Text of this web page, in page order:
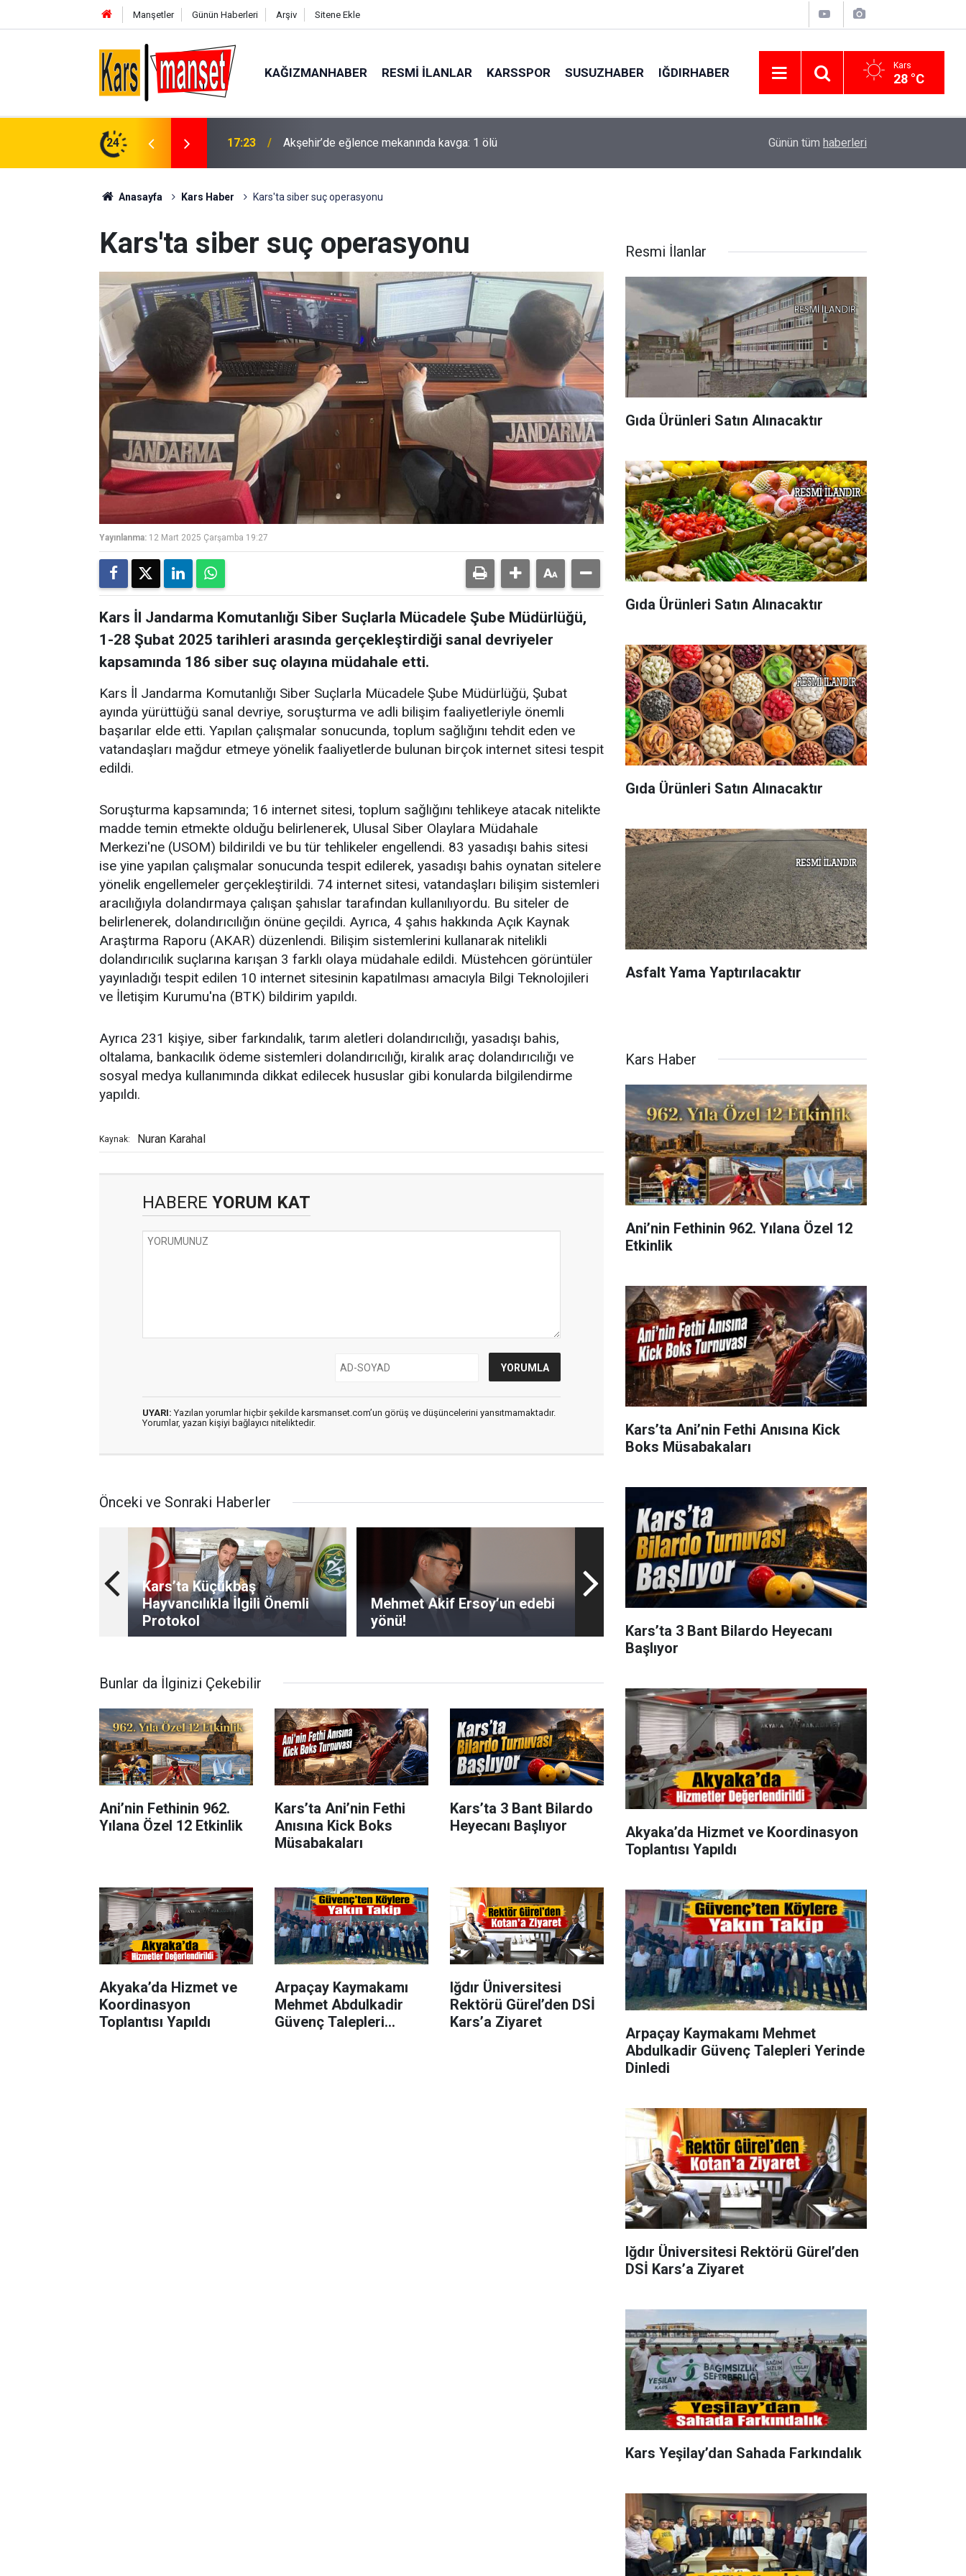
Manşetler Günün Haberleri Arşiv Sitene Ekle
KAĞIZMANHABER RESMI İLANLAR KARSSPOR SUSUZHABER IĞDIRHABER Kars
28 °C
24 17:22 MHP Yunusemre’de yeni başkan Ali Özkan oldu Direksiyon hakimiyetini kaybetti, karşı şeritteki
Günün tüm haberleri
Anasayfa Kars Haber Kars'ta siber suç operasyonu
Kars'ta siber suç operasyonu
Yayınlanma: 12 Mart 2025 Çarşamba 19:27
Kars İl Jandarma Komutanlığı Siber Suçlarla Mücadele Şube Müdürlüğü,
1-28 Şubat 2025 tarihleri arasında gerçekleştirdiği sanal devriyeler
kapsamında 186 siber suç olayına müdahale etti.
Kars İl Jandarma Komutanlığı Siber Suçlarla Mücadele Şube Müdürlüğü, Şubat
ayında yürüttüğü sanal devriye, soruşturma ve adli bilişim faaliyetleriyle önemli
başarılar elde etti. Yapılan çalışmalar sonucunda, toplum sağlığını tehdit eden ve
vatandaşları mağdur etmeye yönelik faaliyetlerde bulunan birçok internet sitesi tespit
edildi.
Soruşturma kapsamında; 16 internet sitesi, toplum sağlığını tehlikeye atacak nitelikte
madde temin etmekte olduğu belirlenerek, Ulusal Siber Olaylara Müdahale
Merkezi'ne (USOM) bildirildi ve bu tür tehlikeler engellendi. 83 yasadışı bahis sitesi
ise yine yapılan çalışmalar sonucunda tespit edilerek, yasadışı bahis oynatan sitelere
yönelik engellemeler gerçekleştirildi. 74 internet sitesi, vatandaşları bilişim sistemleri
aracılığıyla dolandırmaya çalışan şahıslar tarafından kullanılıyordu. Bu siteler de
belirlenerek, dolandırıcılığın önüne geçildi. Ayrıca, 4 şahıs hakkında Açık Kaynak
Araştırma Raporu (AKAR) düzenlendi. Bilişim sistemlerini kullanarak nitelikli
dolandırıcılık suçlarına karışan 3 farklı olaya müdahale edildi. Müstehcen görüntüler
yayınladığı tespit edilen 10 internet sitesinin kapatılması amacıyla Bilgi Teknolojileri
ve İletişim Kurumu'na (BTK) bildirim yapıldı.
Ayrıca 231 kişiye, siber farkındalık, tarım aletleri dolandırıcılığı, yasadışı bahis,
oltalama, bankacılık ödeme sistemleri dolandırıcılığı, kiralık araç dolandırıcılığı ve
sosyal medya kullanımında dikkat edilecek hususlar gibi konularda bilgilendirme
yapıldı.
Kaynak: Nuran Karahal
HABERE YORUM KAT
UYARI: Yazılan yorumlar hiçbir şekilde karsmanset.com’un görüş ve düşüncelerini yansıtmamaktadır.
Yorumlar, yazan kişiyi bağlayıcı niteliktedir.
Önceki ve Sonraki Haberler
Kars’ta Küçükbaş
Hayvancılıkla İlgili Önemli
Protokol
Mehmet Akif Ersoy’un edebi
yönü!
Bunlar da İlginizi Çekebilir
Ani’nin Fethinin 962.
Yılana Özel 12 Etkinlik
Kars’ta Ani’nin Fethi
Anısına Kick Boks
Müsabakaları
Kars’ta 3 Bant Bilardo
Heyecanı Başlıyor
Akyaka’da Hizmet ve
Koordinasyon
Toplantısı Yapıldı
Arpaçay Kaymakamı
Mehmet Abdulkadir
Güvenç Talepleri
Iğdır Üniversitesi
Rektörü Gürel’den DSİ
Kars’a Ziyaret
Resmi İlanlar
Gıda Ürünleri Satın Alınacaktır
Gıda Ürünleri Satın Alınacaktır
Gıda Ürünleri Satın Alınacaktır
Asfalt Yama Yaptırılacaktır
Kars Haber
Ani’nin Fethinin 962. Yılana Özel 12
Etkinlik
Kars’ta Ani’nin Fethi Anısına Kick
Boks Müsabakaları
Kars’ta 3 Bant Bilardo Heyecanı
Başlıyor
Akyaka’da Hizmet ve Koordinasyon
Toplantısı Yapıldı
Arpaçay Kaymakamı Mehmet
Abdulkadir Güvenç Talepleri Yerinde
Dinledi
Iğdır Üniversitesi Rektörü Gürel’den
DSİ Kars’a Ziyaret
Kars Yeşilay’dan Sahada Farkındalık